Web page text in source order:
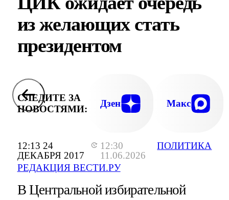
12:13 24
ДЕКАБРЯ 2017
12:30
11.06.2026
РЕДАКЦИЯ ВЕСТИ.РУ
ПОЛИТИКА
из желающих стать
президентом
СЛЕДИТЕ ЗА
НОВОСТЯМИ:
Дзен Макс
В Центральной избирательной